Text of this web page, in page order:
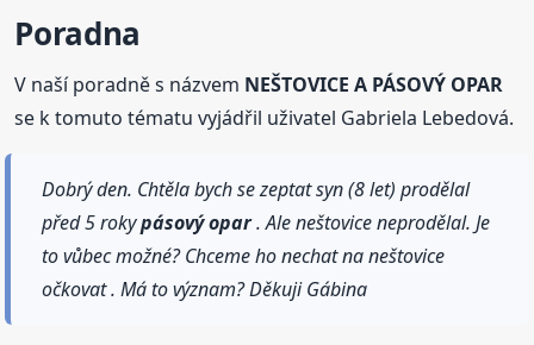
Poradna
V naší poradně s názvem NEŠTOVICE A PÁSOVÝ OPAR
se k tomuto tématu vyjádřil uživatel Gabriela Lebedová.
Dobrý den. Chtěla bych se zeptat syn (8 let) prodělal
před 5 rokypásovýopar. Ale neštovice neprodělal. Je
to vůbec možné? Chceme ho nechat na neštovice
očkovat . Má to význam? Děkuji Gábina